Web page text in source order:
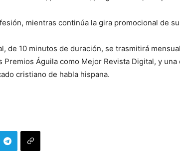
mientras continúa la gira promocional de
de 10 minutos de duración, se trasmitirá
Águila como Mejor Revista Digital, y una
cristiano de habla hispana.